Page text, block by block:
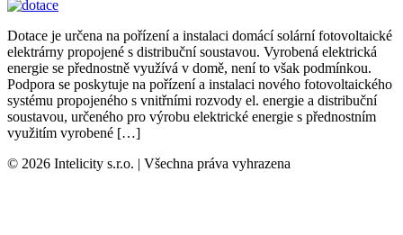
Dotace je určena na pořízení a instalaci domácí solární fotovoltaické
elektrárny propojené s distribuční soustavou. Vyrobená elektrická
energie se přednostně využívá v domě, není to však podmínkou.
Podpora se poskytuje na pořízení a instalaci nového fotovoltaického
systému propojeného s vnitřními rozvody el. energie a distribuční
soustavou, určeného pro výrobu elektrické energie s přednostním
využitím vyrobené […]
© 2026 Intelicity s.r.o. | Všechna práva vyhrazena